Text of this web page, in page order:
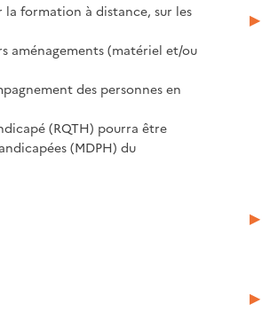
la formation à distance, sur les
aménagements (matériel et/ou
des personnes en
(RQTH) pourra être
(MDPH) du